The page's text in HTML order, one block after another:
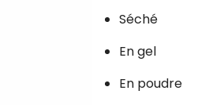
Séché
En gel
En poudre